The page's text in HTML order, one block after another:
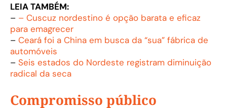
LEIA TAMBÉM:
– – Cuscuz nordestino é opção barata e eficaz
para emagrecer
– Ceará foi a China em busca da “sua” fábrica de
automóveis
– Seis estados do Nordeste registram diminuição
radical da seca
Compromisso público